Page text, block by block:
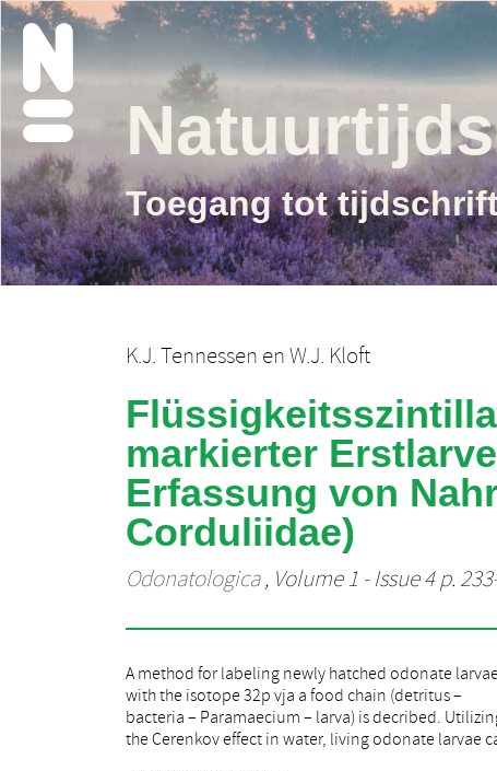
Toegang tot
K.J. Tennessen en W.J. Kloft
markierter
Erfassung von
Corduliidae)
Odonatologica, Volume 1 - Issue 4 p.
A method for labeling newly hatched odonate
with the isotope 32p vja a food chain (detritus –
bacteria – Paramaecium – larva) is decribed.
the Cerenkov effect in water, living odonate larvae
be counted repeatedly in a liquid scintillation
making it possible to follow rate of food uptake and